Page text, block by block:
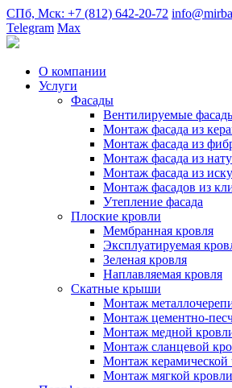
СПб, Мск: +7 (812) 642-20-72
Telegram Max
О компании
Услуги
Фасады
Вентилируемые
Монтаж фасада из
Монтаж фасада из
Монтаж фасада из
Монтаж фасада из
Монтаж фасадов из
Утепление фасада
Плоские кровли
Мембранная кровля
Эксплуатируемая
Зеленая кровля
Наплавляемая кровля
Скатные крыши
Монтаж
Монтаж цементно-
Монтаж медной
Монтаж сланцевой
Монтаж керамической
Монтаж мягкой кровли